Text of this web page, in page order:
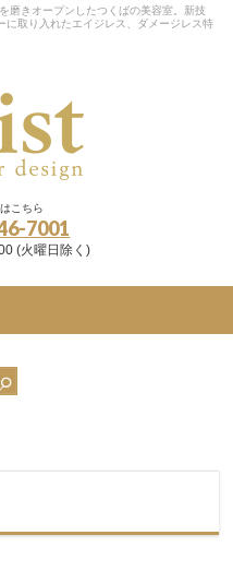
磨きオープンしたつくばの美容室。新技
に取り入れたエイジレス、ダメージレス特
こちら
7001
(火曜日除く)